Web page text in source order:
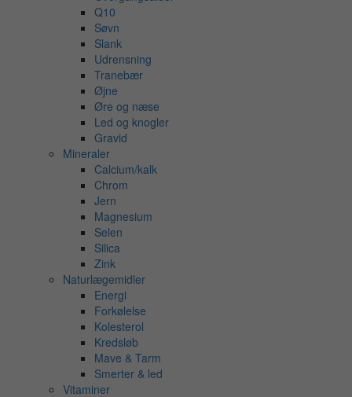
Q10
Søvn
Slank
Udrensning
Tranebær
Øjne
Øre og næse
Led og knogler
Gravid
Mineraler
Calcium/kalk
Chrom
Jern
Magnesium
Selen
Silica
Zink
Naturlægemidler
Energi
Forkølelse
Kolesterol
Kredsløb
Mave & Tarm
Smerter & led
Vitaminer